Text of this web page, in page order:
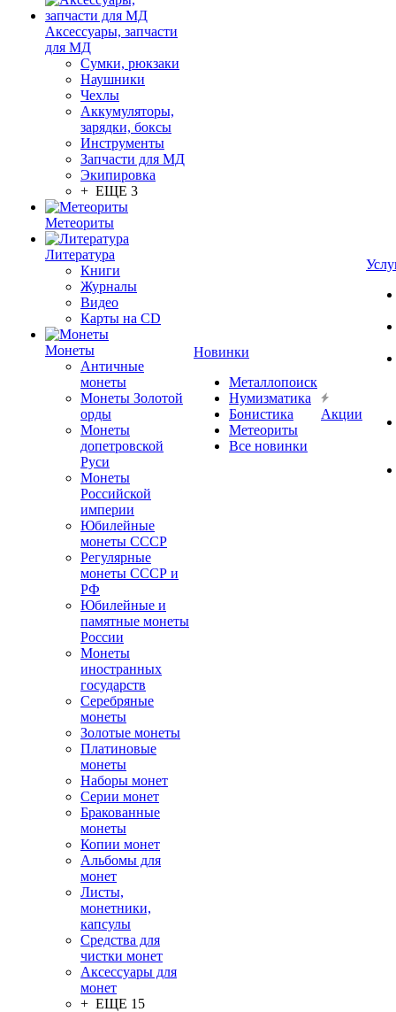
Аксессуары, запчасти
для МД
Сумки, рюкзаки
Наушники
Чехлы
Аккумуляторы,
зарядки, боксы
Инструменты
Запчасти для МД
Экипировка
+ ЕЩЕ 3
Метеориты
Литература
Книги
Журналы
Видео
Карты на CD
Монеты
Античные
монеты
Монеты Золотой
орды
Монеты
допетровской
Руси
Монеты
Российской
империи
Юбилейные
монеты СССР
Регулярные
монеты СССР и
РФ
Юбилейные и
памятные монеты
России
Монеты
иностранных
государств
Серебряные
монеты
Золотые монеты
Платиновые
монеты
Наборы монет
Серии монет
Бракованные
монеты
Копии монет
Альбомы для
монет
Листы,
монетники,
капсулы
Средства для
чистки монет
Аксессуары для
монет
+ ЕЩЕ 15
Новинки
Металлопоиск
Нумизматика
Бонистика
Метеориты
Все новинки
Акции